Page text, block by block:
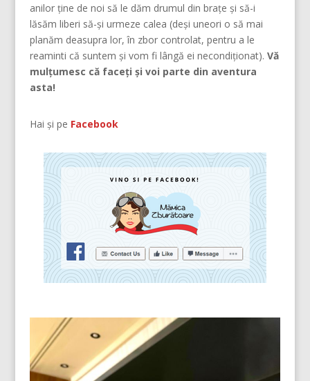
anilor ține de noi să le dăm drumul din braţe și să-i
lăsăm liberi să-și urmeze calea (deşi uneori o să mai
planăm deasupra lor, în zbor controlat, pentru a le
reaminti că suntem şi vom fi lângă ei necondiţionat). Vă
mulțumesc că faceți și voi parte din aventura
asta!
Hai și pe Facebook